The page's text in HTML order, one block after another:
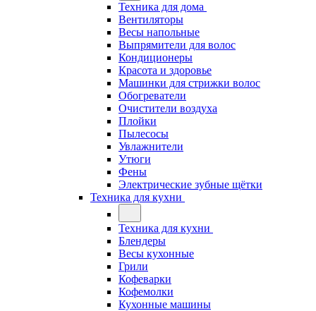
Техника для дома
Вентиляторы
Весы напольные
Выпрямители для волос
Кондиционеры
Красота и здоровье
Машинки для стрижки волос
Обогреватели
Очистители воздуха
Плойки
Пылесосы
Увлажнители
Утюги
Фены
Электрические зубные щётки
Техника для кухни
Техника для кухни
Блендеры
Весы кухонные
Грили
Кофеварки
Кофемолки
Кухонные машины